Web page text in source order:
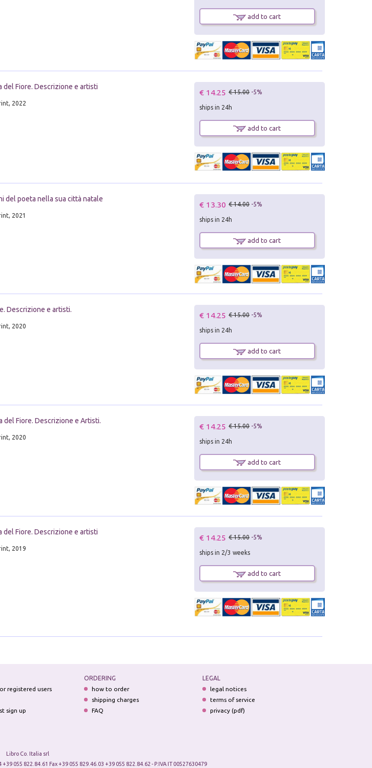
add to cart
del Fiore. Descrizione e artisti
2022
€ 14.25 € 15.00 -5%
ships in 24h
add to cart
del poeta nella sua città natale
2021
€ 13.30 € 14.00 -5%
ships in 24h
add to cart
Descrizione e artisti.
2020
€ 14.25 € 15.00 -5%
ships in 24h
add to cart
del Fiore. Descrizione e Artisti.
2020
€ 14.25 € 15.00 -5%
ships in 24h
add to cart
del Fiore. Descrizione e artisti
2019
€ 14.25 € 15.00 -5%
ships in 2/3 weeks
add to cart
registered users
sign up
ORDERING
how to order
shipping charges
FAQ
LEGAL
legal notices
terms of service
privacy (pdf)
Libro Co. Italia srl
055 822.84.61 Fax +39 055 829.46.03 +39 055 822.84.62 - P.IVA IT 00527630479